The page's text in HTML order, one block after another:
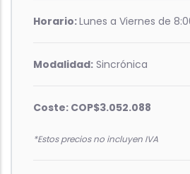
Horario:Lunes a Viernes de
Modalidad: Sincrónica
Coste: COP$3.052.088
*Estos precios no incluyen IVA